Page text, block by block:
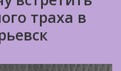
траха в